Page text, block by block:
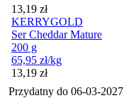
Cena
13,19 zł
KERRYGOLD
Ser Cheddar Mature
200 g
65,95 zł/kg
Cena
13,19 zł
Przydatny do 06-03-2027